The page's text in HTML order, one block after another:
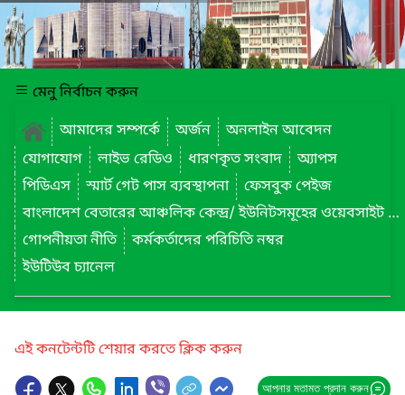
মেনু নির্বাচন করুন
আমাদের সম্পর্কে
অর্জন
অনলাইন আবেদন
যোগাযোগ
লাইভ রেডিও ধারণকৃত সংবাদ
অ্যাপস
পিডিএস
স্মার্ট গেট পাস ব্যবস্থাপনা
ফেসবুক পেইজ
বাংলাদেশ বেতারের আঞ্চলিক কেন্দ্র/ ইউনিটসমূহের ওয়েবসাইট লিংক
গোপনীয়তা নীতি
কর্মকর্তাদের পরিচিতি নম্বর
ইউটিউব চ্যানেল
এই কনটেন্টটি শেয়ার করতে ক্লিক করুন
আপনার মতামত প্রদান করুন